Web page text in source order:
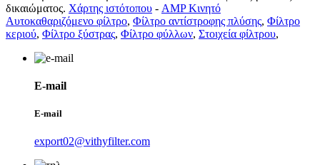
δικαιώματος. Χάρτης ιστότοπου - AMP Κινητό
Αυτοκαθαριζόμενο φίλτρο, Φίλτρο αντίστροφης πλύσης, Φίλτρο
κεριού, Φίλτρο ξύστρας, Φίλτρο φύλλων, Στοιχεία φίλτρου,
E-mail
E-mail
export02@vithyfilter.com